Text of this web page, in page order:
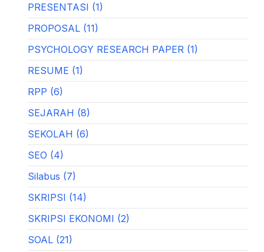
PRESENTASI (1)
PROPOSAL (11)
PSYCHOLOGY RESEARCH PAPER (1)
RESUME (1)
RPP (6)
SEJARAH (8)
SEKOLAH (6)
SEO (4)
Silabus (7)
SKRIPSI (14)
SKRIPSI EKONOMI (2)
SOAL (21)